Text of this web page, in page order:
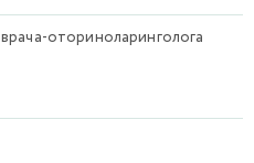
оториноларинголога